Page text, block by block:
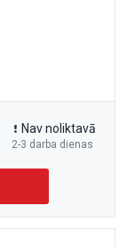
2-3 darba dienas
Nav noliktavā